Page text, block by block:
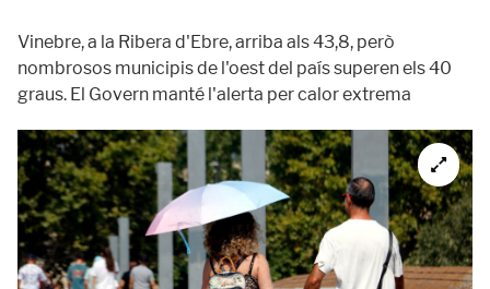
Vinebre, a la Ribera d'Ebre, arriba als 43,8, però
nombrosos municipis de l'oest del país superen els 40
graus. El Govern manté l'alerta per calor extrema